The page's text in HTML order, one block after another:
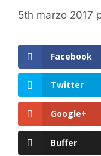
5th marzo 2017
Facebook
Twitter
Google+
Buffer